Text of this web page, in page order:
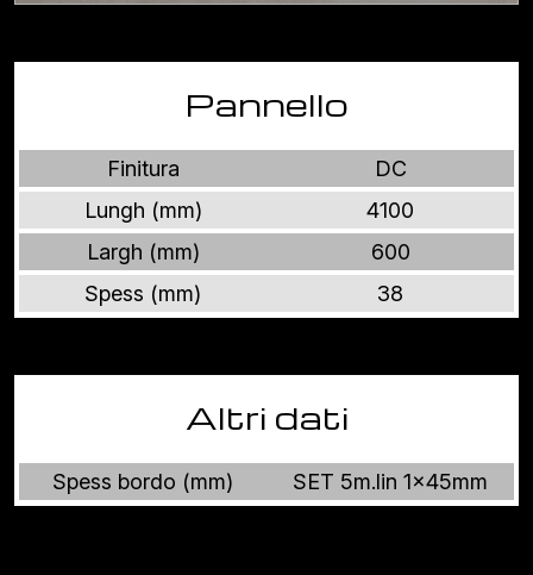
Pannello
Finitura
DC
Lungh (mm)
4100
Largh (mm)
600
Spess (mm)
38
Altri dati
Spess bordo (mm) SET 5m.lin 1x45mm